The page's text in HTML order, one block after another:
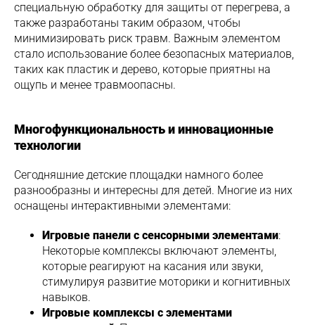
специальную обработку для защиты от перегрева, а
также разработаны таким образом, чтобы
минимизировать риск травм. Важным элементом
стало использование более безопасных материалов,
таких как пластик и дерево, которые приятны на
ощупь и менее травмоопасны.
Многофункциональность и инновационные
технологии
Сегодняшние детские площадки намного более
разнообразны и интересны для детей. Многие из них
оснащены интерактивными элементами:
Игровые панели с сенсорными элементами:
Некоторые комплексы включают элементы,
которые реагируют на касания или звуки,
стимулируя развитие моторики и когнитивных
навыков.
Игровые комплексы с элементами